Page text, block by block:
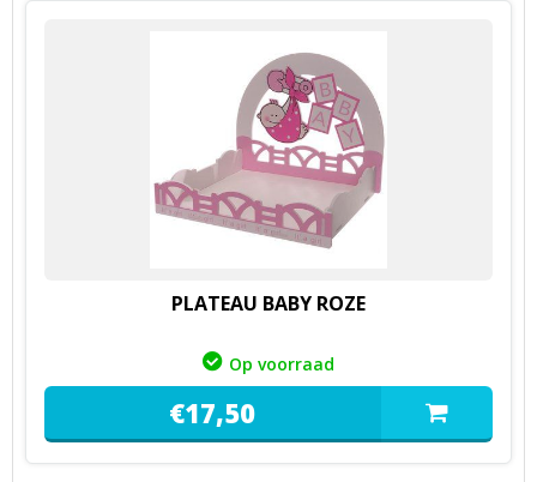
PLATEAU BABY ROZE
Op voorraad
€17,50